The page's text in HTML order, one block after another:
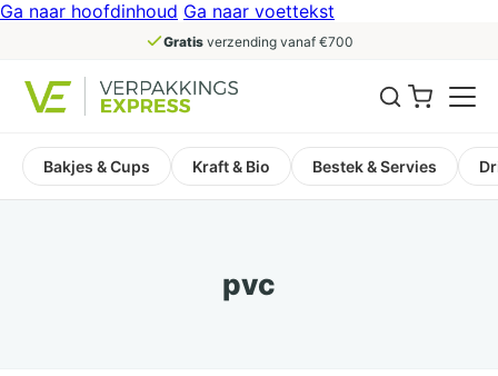
Ga naar hoofdinhoud Ga naar voettekst
Gratisverzending vanaf €700
Bakjes & Cups Kraft & Bio Bestek & Servies
pvc